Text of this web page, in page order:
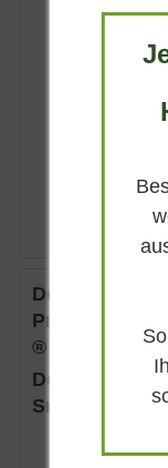
Deutzie / Maiblumenstrauch
Proven
®
Deutzia x hybrida Proven Winners ® 'Yuki
Snowflake' ®